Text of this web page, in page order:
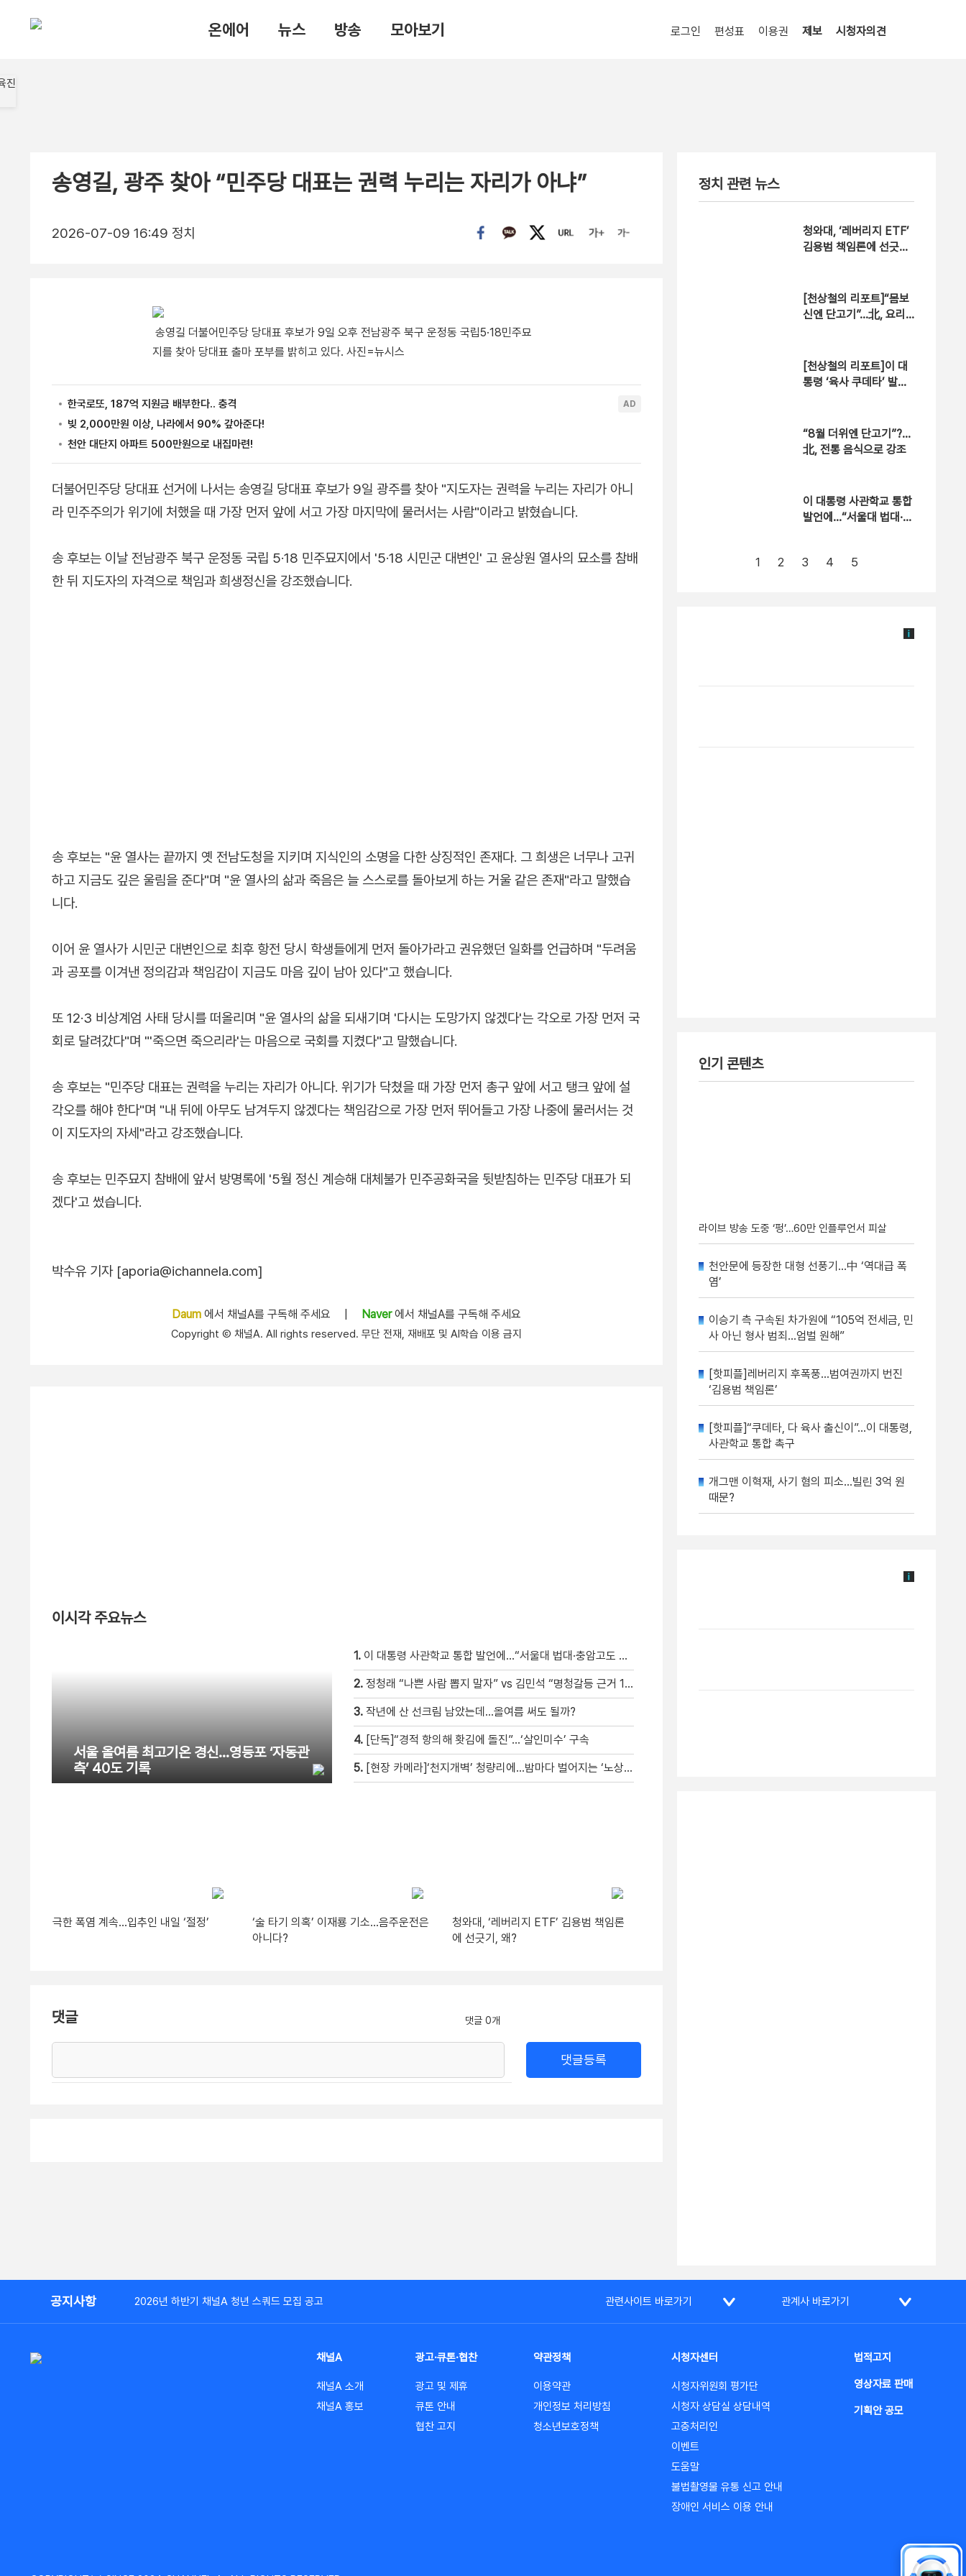
온에어 뉴스 방송 모아보기 로그인 편성표 이용권 제보 시청자의견
송영길, 광주 찾아 “민주당 대표는 권력 누리는 자리가 아냐”
2026-07-09 16:49 정치
송영길 더불어민주당 당대표 후보가 9일 오후 전남광주 북구 운정동 국립5·18민주묘
지를 찾아 당대표 출마 포부를 밝히고 있다. 사진=뉴시스
더불어민주당 당대표 선거에 나서는 송영길 당대표 후보가 9일 광주를 찾아 "지도자는 권력을 누리는 자리가 아니
라 민주주의가 위기에 처했을 때 가장 먼저 앞에 서고 가장 마지막에 물러서는 사람"이라고 밝혔습니다.
송 후보는 이날 전남광주 북구 운정동 국립 5·18 민주묘지에서 '5·18 시민군 대변인' 고 윤상원 열사의 묘소를 참배
한 뒤 지도자의 자격으로 책임과 희생정신을 강조했습니다.
송 후보는 "윤 열사는 끝까지 옛 전남도청을 지키며 지식인의 소명을 다한 상징적인 존재다. 그 희생은 너무나 고귀
하고 지금도 깊은 울림을 준다"며 "윤 열사의 삶과 죽음은 늘 스스로를 돌아보게 하는 거울 같은 존재"라고 말했습
니다.
이어 윤 열사가 시민군 대변인으로 최후 항전 당시 학생들에게 먼저 돌아가라고 권유했던 일화를 언급하며 "두려움
과 공포를 이겨낸 정의감과 책임감이 지금도 마음 깊이 남아 있다"고 했습니다.
또 12·3 비상계엄 사태 당시를 떠올리며 "윤 열사의 삶을 되새기며 '다시는 도망가지 않겠다'는 각오로 가장 먼저 국
회로 달려갔다"며 "'죽으면 죽으리라'는 마음으로 국회를 지켰다"고 말했습니다.
송 후보는 "민주당 대표는 권력을 누리는 자리가 아니다. 위기가 닥쳤을 때 가장 먼저 총구 앞에 서고 탱크 앞에 설
각오를 해야 한다"며 "내 뒤에 아무도 남겨두지 않겠다는 책임감으로 가장 먼저 뛰어들고 가장 나중에 물러서는 것
이 지도자의 자세"라고 강조했습니다.
송 후보는 민주묘지 참배에 앞서 방명록에 '5월 정신 계승해 대체불가 민주공화국을 뒷받침하는 민주당 대표가 되
겠다'고 썼습니다.
박수유 기자 [aporia@ichannela.com]
Daum 에서 채널A를 구독해 주세요 Naver에서 채널A를 구독해 주세요
Copyright Ⓒ 채널A. All rights reserved. 무단 전재, 재배포 및 AI학습 이용 금지
이시각 주요뉴스
서울 올여름 최고기온 경신…영등포 ‘자동관
측’ 40도 기록
1. 이 대통령 사관학교 통합 발언에…“서울대 법대·충암고도 없애나”
2. 정청래 “나쁜 사람 뽑지 말자” vs 김민석 “명청갈등 근거 10개”
3. 작년에 산 선크림 남았는데…올여름 써도 될까?
4. [단독]“경적 항의해 홧김에 돌진”…‘살인미수’ 구속
5. [현장 카메라]‘천지개벽’ 청량리에…밤마다 벌어지는 ‘노상방뇨 전쟁’
극한 폭염 계속…입추인 내일 ‘절정’
‘술 타기 의혹’ 이재룡 기소…음주운전은
아니다?
청와대, ‘레버리지 ETF’ 김용범 책임론
에 선긋기, 왜?
댓글 댓글 0개
댓글등록
정치 관련 뉴스
청와대, ‘레버리지 ETF’
김용범 책임론에 선긋기,
[천상철의 리포트]“몸보
신엔 단고기”…北, 요리
[천상철의 리포트]이 대
통령 ‘육사 쿠데타’ 발언
“8월 더위엔 단고기”?…
北, 전통 음식으로 강조
이 대통령 사관학교 통합
발언에…“서울대 법대·충
1 2 3 4 5
인기 콘텐츠
라이브 방송 도중 ‘펑’…60만 인플루언서 피살
천안문에 등장한 대형 선풍기…中 ‘역대급 폭
염’
이승기 측 구속된 차가원에 “105억 전세금, 민
사 아닌 형사 범죄…엄벌 원해”
[핫피플]레버리지 후폭풍…범여권까지 번진
‘김용범 책임론’
[핫피플]“쿠데타, 다 육사 출신이”…이 대통령,
사관학교 통합 촉구
개그맨 이혁재, 사기 혐의 피소…빌린 3억 원
때문?
공지사항 2026년 하반기 채널A 청년 스쿼드 모집 공고 관련사이트 바로가기 관계사 바로가기
채널A
채널A 소개
채널A 홍보
광고·큐톤·협찬
광고 및 제휴
큐톤 안내
협찬 고지
약관정책
이용약관
개인정보 처리방침
청소년보호정책
시청자센터
시청자위원회 평가단
시청자 상담실 상담내역
고충처리인
이벤트
도움말
불법촬영물 유통 신고 안내
장애인 서비스 이용 안내
법적고지
영상자료 판매
기획안 공모